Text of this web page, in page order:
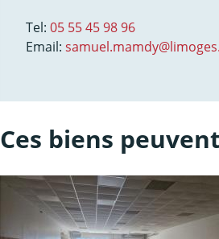
Tel: 05 55 45 98 96
Email:
Ces biens